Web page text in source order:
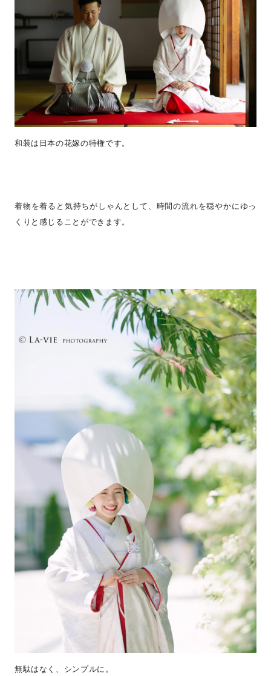
和装は日本の花嫁の特権です。
着物を着ると気持ちがしゃんとして、時間の流れを穏やかにゆっ
くりと感じることができます。
無駄はなく、シンプルに。